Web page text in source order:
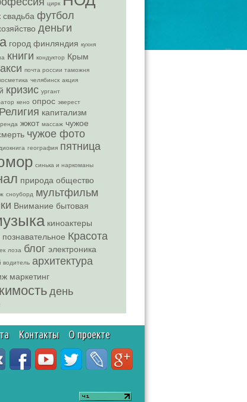
цирк
свадьба футбол
деньги
город финляндия кухня
книги кондуктор Крым
почта россии таможня
челябинск акция
кризис ургант
кено опрос эверест
Религия капитализм
жжот массаж чужое
чужое фото
география пятница
синька и наркоманы
природа общество
сноуборд мультфильм
Внимание бытовая
киноактеры
познавательное Красота
лоза блог электроника
водитель архитектура
маркетинг
день
Контакты О проекте